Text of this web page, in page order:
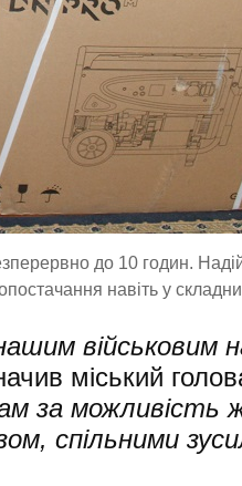
до 10 годин.
навіть у
військовим
міський
за можливість
спільними